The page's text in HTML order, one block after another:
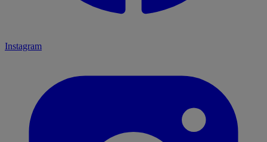
Instagram